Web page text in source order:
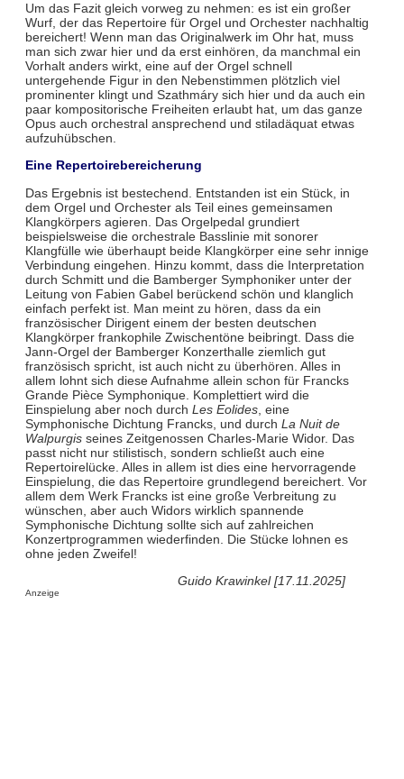
Um das Fazit gleich vorweg zu nehmen: es ist ein großer
Wurf, der das Repertoire für Orgel und Orchester nachhaltig
bereichert! Wenn man das Originalwerk im Ohr hat, muss
man sich zwar hier und da erst einhören, da manchmal ein
Vorhalt anders wirkt, eine auf der Orgel schnell
untergehende Figur in den Nebenstimmen plötzlich viel
prominenter klingt und Szathmáry sich hier und da auch ein
paar kompositorische Freiheiten erlaubt hat, um das ganze
Opus auch orchestral ansprechend und stiladäquat etwas
aufzuhübschen.
Eine Repertoirebereicherung
Das Ergebnis ist bestechend. Entstanden ist ein Stück, in
dem Orgel und Orchester als Teil eines gemeinsamen
Klangkörpers agieren. Das Orgelpedal grundiert
beispielsweise die orchestrale Basslinie mit sonorer
Klangfülle wie überhaupt beide Klangkörper eine sehr innige
Verbindung eingehen. Hinzu kommt, dass die Interpretation
durch Schmitt und die Bamberger Symphoniker unter der
Leitung von Fabien Gabel berückend schön und klanglich
einfach perfekt ist. Man meint zu hören, dass da ein
französischer Dirigent einem der besten deutschen
Klangkörper frankophile Zwischentöne beibringt. Dass die
Jann-Orgel der Bamberger Konzerthalle ziemlich gut
französisch spricht, ist auch nicht zu überhören. Alles in
allem lohnt sich diese Aufnahme allein schon für Francks
Grande Pièce Symphonique. Komplettiert wird die
Einspielung aber noch durch Les Eolides, eine
Symphonische Dichtung Francks, und durch La Nuit de
Walpurgisseines Zeitgenossen Charles-Marie Widor. Das
passt nicht nur stilistisch, sondern schließt auch eine
Repertoirelücke. Alles in allem ist dies eine hervorragende
Einspielung, die das Repertoire grundlegend bereichert. Vor
allem dem Werk Francks ist eine große Verbreitung zu
wünschen, aber auch Widors wirklich spannende
Symphonische Dichtung sollte sich auf zahlreichen
Konzertprogrammen wiederfinden. Die Stücke lohnen es
ohne jeden Zweifel!
Guido Krawinkel [17.11.2025]
Anzeige